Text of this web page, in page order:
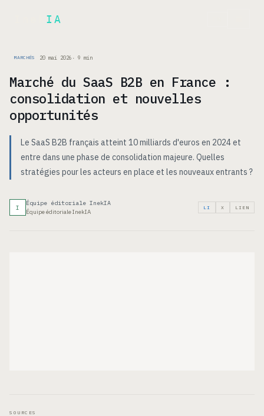
IA
MARCHÉS 20 mai 2026 · 9 min
Marché du SaaS B2B en France :
consolidation et nouvelles
opportunités
Le SaaS B2B français atteint 10 milliards d'euros en 2024 et
entre dans une phase de consolidation majeure. Quelles
stratégies pour les acteurs en place et les nouveaux entrants ?
I
Équipe éditoriale InekIA
Équipe éditoriale InekIA
LI X LIEN
SOURCES